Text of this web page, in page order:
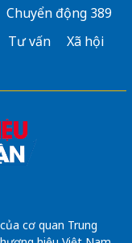
Chuyển động 389
Tư vấn
Xã hội
cơ quan Trung